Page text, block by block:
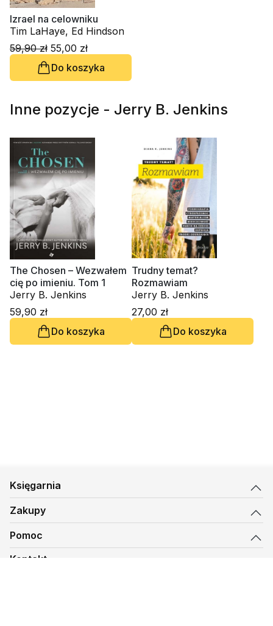
Izrael na celowniku
Tim LaHaye, Ed Hindson
59,90 zł 55,00 zł
Do koszyka
Inne pozycje - Jerry B. Jenkins
The Chosen – Wezwałem
cię po imieniu. Tom 1
Jerry B. Jenkins
59,90 zł
Do koszyka
Trudny temat?
Rozmawiam
Jerry B. Jenkins
27,00 zł
Do koszyka
Księgarnia
Zakupy
Pomoc
Kontakt